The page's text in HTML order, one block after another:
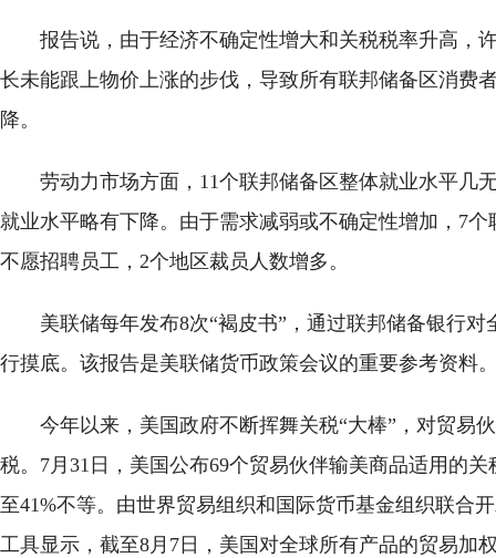
报告说，由于经济不确定性增大和关税税率升高，
长未能跟上物价上涨的步伐，导致所有联邦储备区消费
降。
劳动力市场方面，11个联邦储备区整体就业水平几
就业水平略有下降。由于需求减弱或不确定性增加，7个
不愿招聘员工，2个地区裁员人数增多。
美联储每年发布8次“褐皮书”，通过联邦储备银行对
行摸底。该报告是美联储货币政策会议的重要参考资料
今年以来，美国政府不断挥舞关税“大棒”，对贸易
税。7月31日，美国公布69个贸易伙伴输美商品适用的关
至41%不等。由世界贸易组织和国际货币基金组织联合
工具显示，截至8月7日，美国对全球所有产品的贸易加